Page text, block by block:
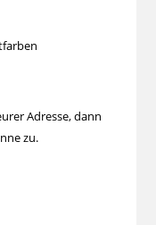
Adresse, dann
zu.